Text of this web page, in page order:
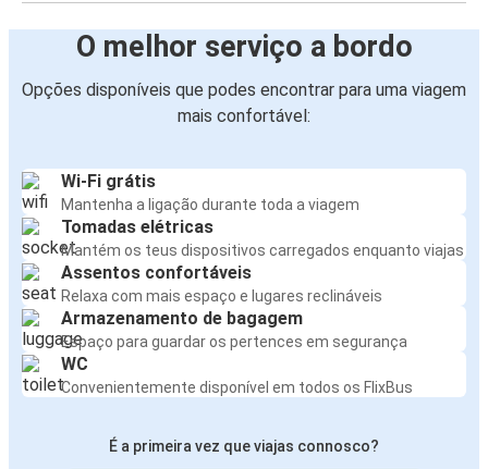
O melhor serviço a bordo
Opções disponíveis que podes encontrar para uma viagem
mais confortável:
Wi-Fi grátis
Mantenha a ligação durante toda a viagem
Tomadas elétricas
Mantém os teus dispositivos carregados enquanto viajas
Assentos confortáveis
Relaxa com mais espaço e lugares reclináveis
Armazenamento de bagagem
Espaço para guardar os pertences em segurança
WC
Convenientemente disponível em todos os FlixBus
É a primeira vez que viajas connosco?